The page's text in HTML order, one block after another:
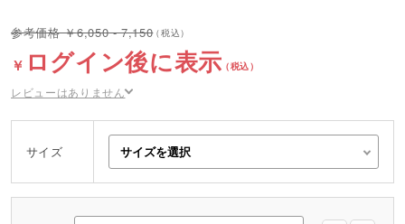
6,050 - 7,150
ログイン後に表示
レビューはありません
サイズ